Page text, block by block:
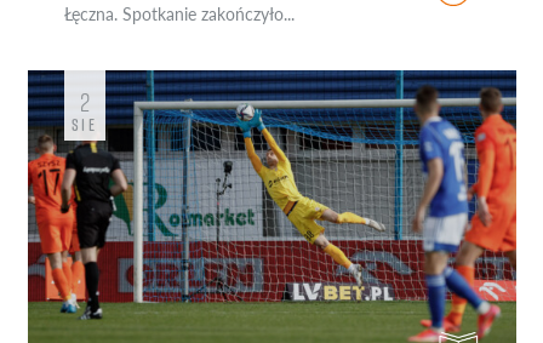
Łęczna. Spotkanie zakończyło...
2
SIE